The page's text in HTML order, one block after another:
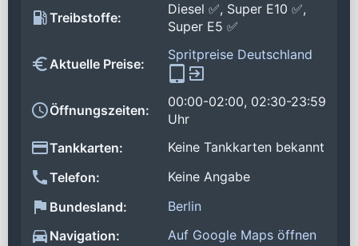
Treibstoffe:
Diesel ✅, Super E10 ✅,
Super E5 ✅
Aktuelle Preise:
Spritpreise Deutschland
Öffnungszeiten:
00:00-02:00, 02:30-23:59
Uhr
Tankkarten:
Keine Tankkarten bekannt
Telefon:
Keine Angabe
Bundesland:
Berlin
Navigation:
Auf Google Maps öffnen